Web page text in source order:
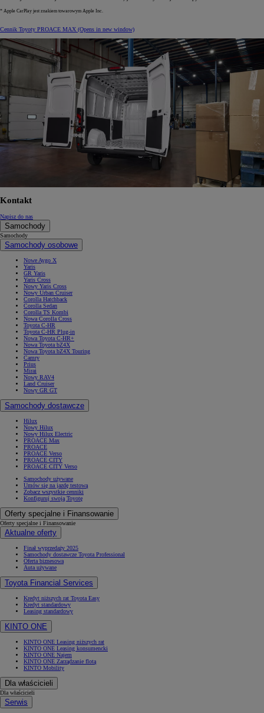
* Apple CarPlay jest znakiem towarowym Apple Inc.
Cennik Toyoty PROACE MAX (Opens in new window)
Kontakt
Napisz do nas
Samochody
Samochody
Samochody osobowe
Nowe Aygo X
Yaris
GR Yaris
Yaris Cross
Nowy Yaris Cross
Nowy Urban Cruiser
Corolla Hatchback
Corolla Sedan
Corolla TS Kombi
Nowa Corolla Cross
Toyota C-HR
Toyota C-HR Plug-in
Nowa Toyota C-HR+
Nowa Toyota bZ4X
Nowa Toyota bZ4X Touring
Camry
Prius
Mirai
Nowy RAV4
Land Cruiser
Nowy GR GT
Samochody dostawcze
Hilux
Nowy Hilux
Nowy Hilux Electric
PROACE Max
PROACE
PROACE Verso
PROACE CITY
PROACE CITY Verso
Samochody używane
Umów się na jazdę testową
Zobacz wszystkie cenniki
Konfiguruj swoją Toyotę
Oferty specjalne i Finansowanie
Oferty specjalne i Finansowanie
Aktualne oferty
Finał wyprzedaży 2025
Samochody dostawcze Toyota Professional
Oferta biznesowa
Auta używane
Toyota Financial Services
Kredyt niższych rat Toyota Easy
Kredyt standardowy
Leasing standardowy
KINTO ONE
KINTO ONE Leasing niższych rat
KINTO ONE Leasing konsumencki
KINTO ONE Najem
KINTO ONE Zarządzanie flotą
KINTO Mobility
Dla właścicieli
Dla właścicieli
Serwis